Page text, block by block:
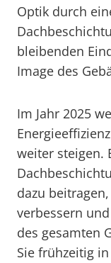
Optik durch
bleibenden
Image des
Im Jahr 2025
weiter steigen.
dazu
verbessern
des gesamten
Sie frühzeitig